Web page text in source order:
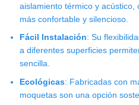
aislamiento térmico y
más confortable y silencioso.
Fácil Instalación: Su
a diferentes superficies
sencilla.
Ecológicas: Fabricadas con
moquetas son una opción